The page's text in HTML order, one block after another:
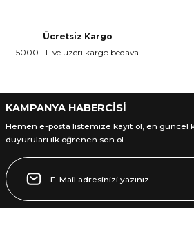
Gönder
Ücretsiz Kargo
5000 TL ve üzeri kargo bedava
KAMPANYA HABERCİSİ
Hemen e-posta listemize kayıt ol, en güncel
duyuruları ilk öğrenen sen ol.